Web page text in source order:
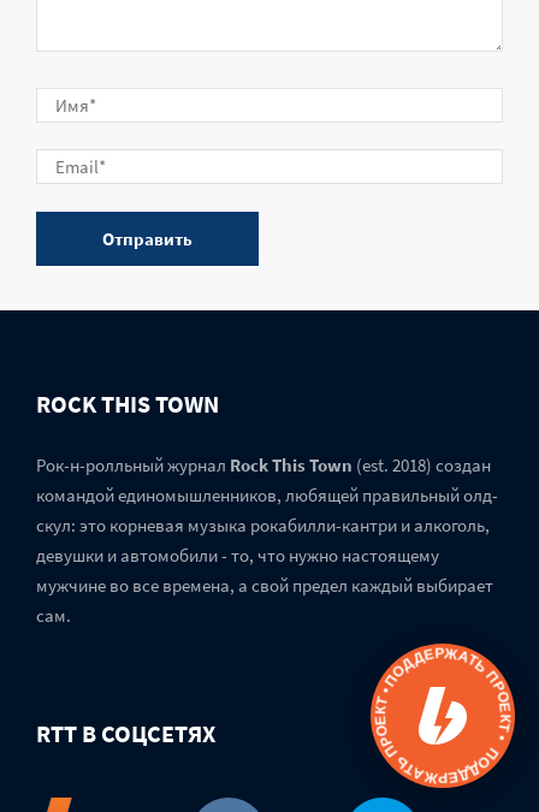
ROCK THIS TOWN
Рок-н-ролльный журнал Rock This Town (est. 2018) создан
командой единомышленников, любящей правильный олд-
скул: это корневая музыка рокабилли-кантри и алкоголь,
девушки и автомобили - то, что нужно настоящему
мужчине во все времена, а свой предел каждый выбирает
сам.
RTT В СОЦСЕТЯХ ПОДДЕРЖАТЬ ПРОЕКТ • ПОДДЕРЖАТЬ ПРОЕКТ •